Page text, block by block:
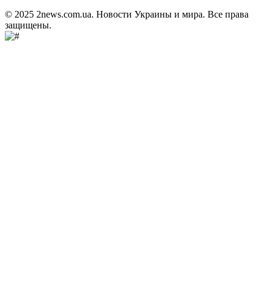
© 2025 2news.com.ua. Новости Украины и мира. Все права
защищены.